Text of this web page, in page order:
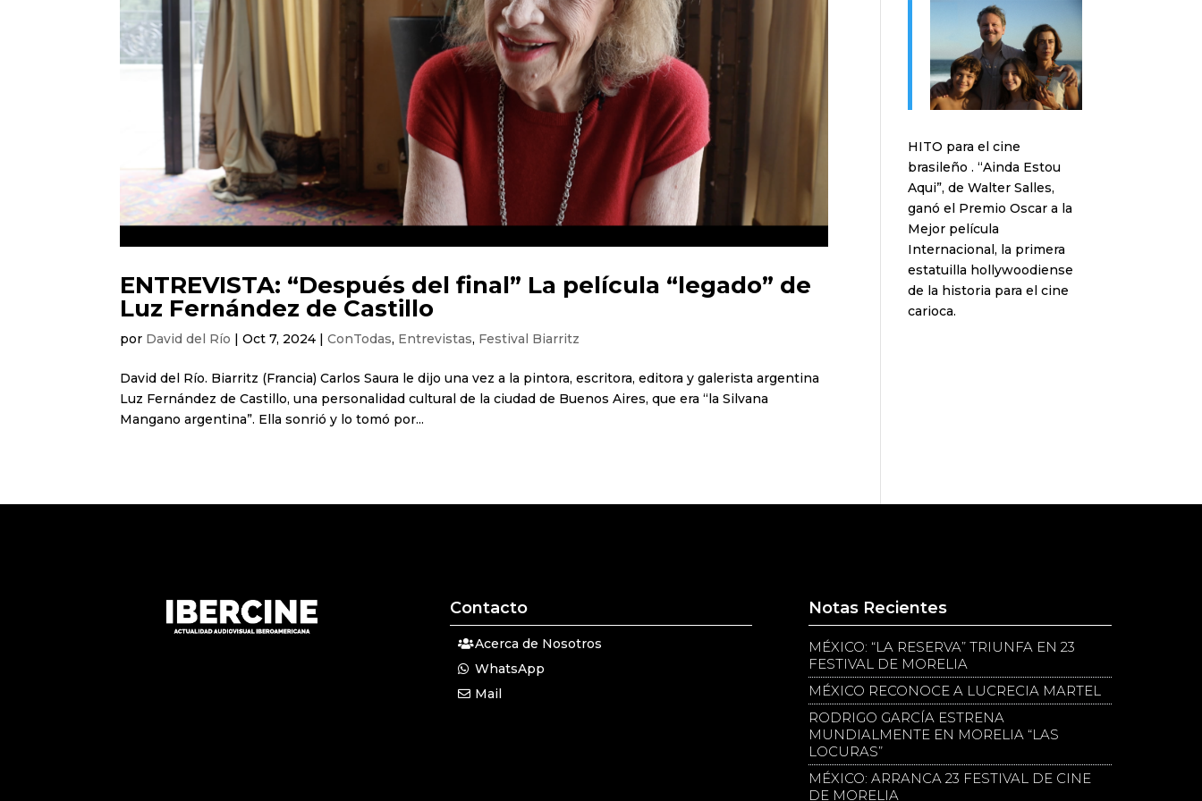
ENTREVISTA: “Después del final” La película “legado” de
Luz Fernández de Castillo
por David del Río |Oct 7, 2024 |ConTodas, Entrevistas, Festival Biarritz
David del Río. Biarritz (Francia) Carlos Saura le dijo una vez a la pintora, escritora, editora y galerista argentina
Luz Fernández de Castillo, una personalidad cultural de la ciudad de Buenos Aires, que era “la Silvana
Mangano argentina”. Ella sonrió y lo tomó por...
HITO para el cine
brasileño . “Ainda Estou
Aqui”, de Walter Salles,
ganó el Premio Oscar a la
Mejor película
Internacional, la primera
estatuilla hollywoodiense
de la historia para el cine
carioca.
Contacto
Acerca de Nosotros
WhatsApp
Mail
Notas Recientes
MÉXICO: “LA RESERVA” TRIUNFA EN 23
FESTIVAL DE MORELIA
MÉXICO RECONOCE A LUCRECIA MARTEL
RODRIGO GARCÍA ESTRENA
MUNDIALMENTE EN MORELIA “LAS
LOCURAS”
MÉXICO: ARRANCA 23 FESTIVAL DE CINE
DE MORELIA